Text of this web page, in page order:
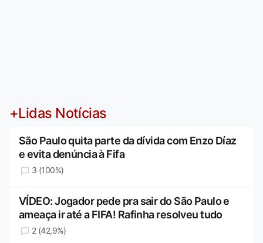
+Lidas Notícias
São Paulo quita parte da dívida com Enzo Díaz
e evita denúncia à Fifa
3 (100%)
VÍDEO: Jogador pede pra sair do São Paulo e
ameaça ir até a FIFA! Rafinha resolveu tudo
2 (42,9%)